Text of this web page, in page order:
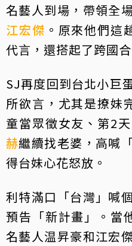
名藝人到場，帶領全
江宏傑 。原來他們這
代言，還搭起了跨國
SJ再度回到台北小巨
所欲言，尤其是撩妹
童當眾徵女友、第2天
赫繼續找老婆，高喊
得台妹心花怒放。
利特滿口「台灣」喊
預告「新計畫」。當
名藝人温昇豪和江宏